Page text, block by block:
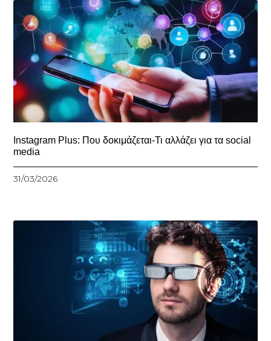
Instagram Plus: Που δοκιμάζεται-Τι αλλάζει για τα social
media
31/03/2026